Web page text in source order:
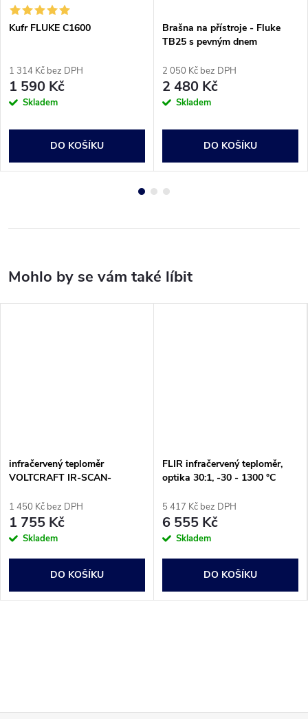
Kufr FLUKE C1600
1 314 Kč bez DPH
1 590 Kč
Skladem
DO KOŠÍKU
Brašna na přístroje - Fluke
TB25 s pevným dnem
2 050 Kč bez DPH
2 480 Kč
Skladem
DO KOŠÍKU
infračervený teploměr
VOLTCRAFT IR-SCAN-
+380 °C, pyrometr, skener
rosného bodu
1 450 Kč bez DPH
1 755 Kč
Skladem
DO KOŠÍKU
FLIR infračervený teploměr,
optika 30:1, -30 - 1300 °C
5 417 Kč bez DPH
6 555 Kč
Skladem
DO KOŠÍKU